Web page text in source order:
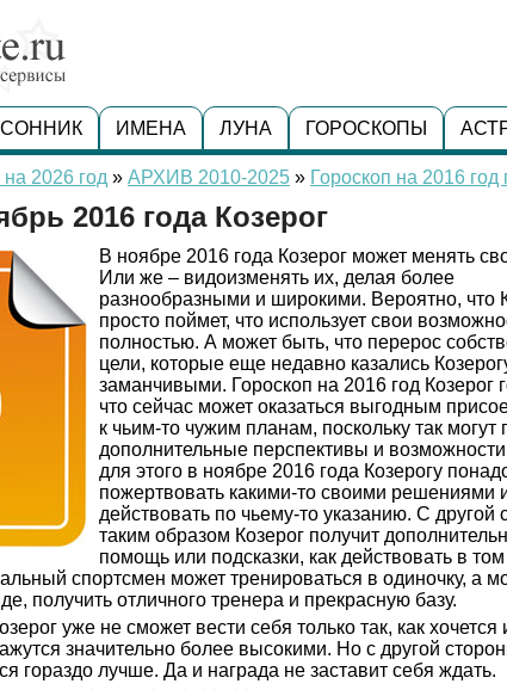
СОННИК ИМЕНА ЛУНА ГОРОСКОПЫ
2026 год » АРХИВ 2010-2025 » Гороскоп на 2016
2016 года Козерог
В ноябре 2016 года Козерог может менять
Или же – видоизменять их, делая более
разнообразными и широкими. Вероятно, что
просто поймет, что использует свои
полностью. А может быть, что перерос
цели, которые еще недавно казались
заманчивыми. Гороскоп на 2016 год Козерог
что сейчас может оказаться выгодным
к чьим-то чужим планам, поскольку так могут
дополнительные перспективы и
для этого в ноябре 2016 года Козерогу
пожертвовать какими-то своими решениями
действовать по чьему-то указанию. С другой
таким образом Козерог получит
помощь или подсказки, как действовать в
спортсмен может тренироваться в одиночку, а
получить отличного тренера и прекрасную базу.
уже не сможет вести себя только так, как
значительно более высокими. Но с другой
гораздо лучше. Да и награда не заставит себя ждать.